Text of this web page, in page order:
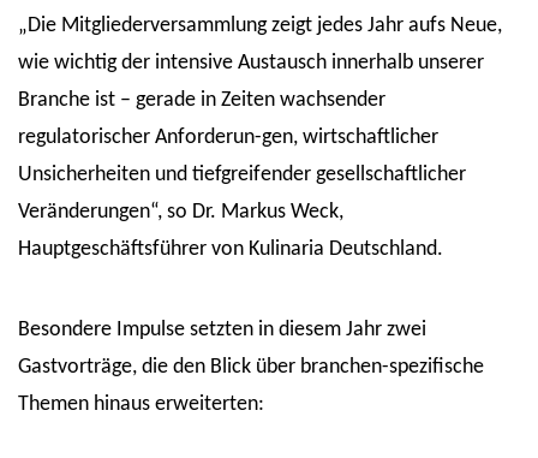
„Die Mitgliederversammlung zeigt jedes Jahr aufs Neue,
wie wichtig der intensive Austausch innerhalb unserer
Branche ist – gerade in Zeiten wachsender
regulatorischer Anforderun-gen, wirtschaftlicher
Unsicherheiten und tiefgreifender gesellschaftlicher
Veränderungen“, so Dr. Markus Weck,
Hauptgeschäftsführer von Kulinaria Deutschland.
Besondere Impulse setzten in diesem Jahr zwei
Gastvorträge, die den Blick über branchen-spezifische
Themen hinaus erweiterten: